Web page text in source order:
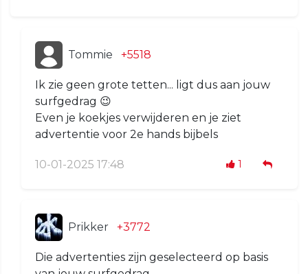
Tommie +5518
Ik zie geen grote tetten... ligt dus aan jouw
surfgedrag 😉
Even je koekjes verwijderen en je ziet
advertentie voor 2e hands bijbels
10-01-2025 17:48 1
Prikker +3772
Die advertenties zijn geselecteerd op basis